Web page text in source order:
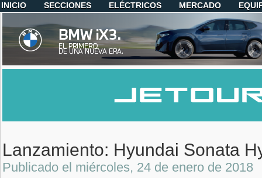
INICIO SECCIONES ELÉCTRICOS MERCADO
Lanzamiento: Hyundai Sonata
Publicado el miércoles, 24 de enero de 2018